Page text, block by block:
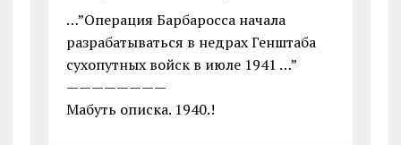
…”Операция Барбаросса начала
разрабатываться в недрах Генштаба
сухопутных войск в июле 1941 …”
————————
Мабуть описка. 1940.!